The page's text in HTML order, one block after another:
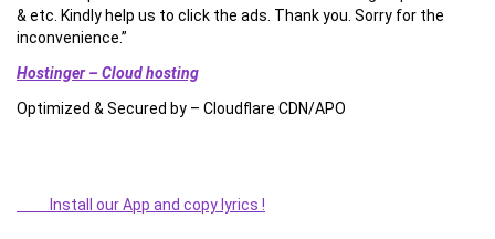
& etc. Kindly help us to click the ads. Thank you. Sorry for the
inconvenience.”
Hostinger – Cloud hosting
Optimized & Secured by – Cloudflare CDN/APO
Install our App and copy lyrics !